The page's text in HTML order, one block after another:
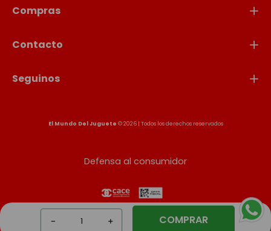
＋
－ COMPRAR
Compras
Contacto
Seguinos
El Mundo Del Juguete © 2026 | Todos los derechos reservados
Defensa al consumidor